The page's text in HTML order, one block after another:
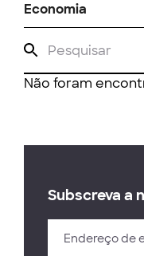
Economia
Não foram
Subscreva a